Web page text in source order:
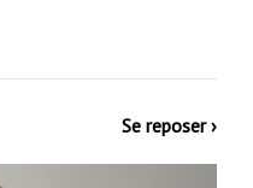
Se reposer ›